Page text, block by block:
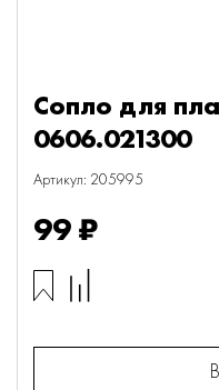
Сопло для
0606.021300
Артикул: 205995
99 ₽